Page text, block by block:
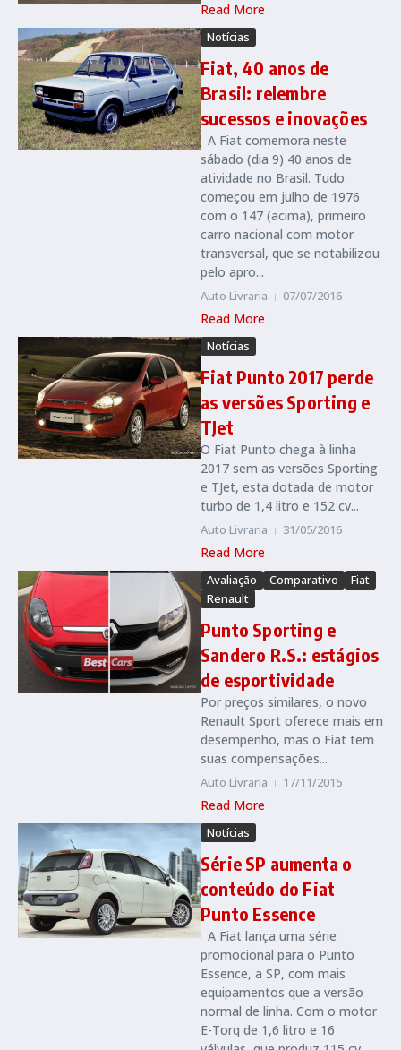
Read More
Notícias
Fiat, 40 anos de
Brasil: relembre
sucessos e inovações
A Fiat comemora neste
sábado (dia 9) 40 anos de
atividade no Brasil. Tudo
começou em julho de 1976
com o 147 (acima), primeiro
carro nacional com motor
transversal, que se notabilizou
pelo apro...
Auto Livraria 07/07/2016
Read More
Notícias
Fiat Punto 2017 perde
as versões Sporting e
TJet
O Fiat Punto chega à linha
2017 sem as versões Sporting
e TJet, esta dotada de motor
turbo de 1,4 litro e 152 cv...
Auto Livraria 31/05/2016
Read More
Avaliação Comparativo
Fiat
Renault
Punto Sporting e
Sandero R.S.: estágios
de esportividade
Por preços similares, o novo
Renault Sport oferece mais em
desempenho, mas o Fiat tem
suas compensações...
Auto Livraria 17/11/2015
Read More
Notícias
Série SP aumenta o
conteúdo do Fiat
Punto Essence
A Fiat lança uma série
promocional para o Punto
Essence, a SP, com mais
equipamentos que a versão
normal de linha. Com o motor
E-Torq de 1,6 litro e 16